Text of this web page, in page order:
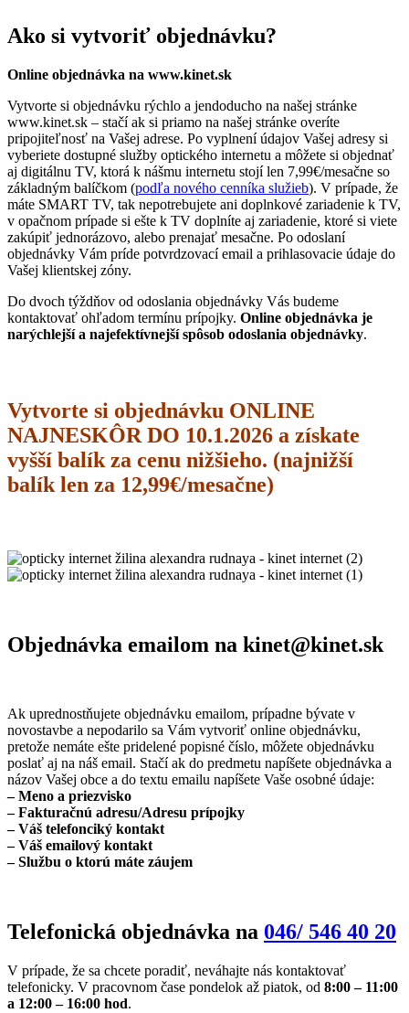
Ako si vytvoriť objednávku?
Online objednávka na www.kinet.sk
Vytvorte si objednávku rýchlo a jendoducho na našej stránke
www.kinet.sk – stačí ak si priamo na našej stránke overíte
pripojiteľnosť na Vašej adrese. Po vyplnení údajov Vašej adresy si
vyberiete dostupné služby optického internetu a môžete si objednať
aj digitálnu TV, ktorá k nášmu internetu stojí len 7,99€/mesačne so
základným balíčkom (podľa nového cenníka služieb). V prípade, že
máte SMART TV, tak nepotrebujete ani doplnkové zariadenie k TV,
v opačnom prípade si ešte k TV doplníte aj zariadenie, ktoré si viete
zakúpiť jednorázovo, alebo prenajať mesačne. Po odoslaní
objednávky Vám príde potvrdzovací email a prihlasovacie údaje do
Vašej klientskej zóny.
Do dvoch týždňov od odoslania objednávky Vás budeme
kontaktovať ohľadom termínu prípojky. Online objednávka je
narýchlejší a najefektívnejší spôsob odoslania objednávky.
Vytvorte si objednávku ONLINE
NAJNESKÔR DO 10.1.2026 a získate
vyšší balík za cenu nižšieho. (najnižší
balík len za 12,99€/mesačne)
Objednávka emailom na kinet@kinet.sk
Ak uprednostňujete objednávku emailom, prípadne bývate v
novostavbe a nepodarilo sa Vám vytvoriť online objednávku,
pretože nemáte ešte pridelené popisné číslo, môžete objednávku
poslať aj na náš email. Stačí ak do predmetu napíšete objednávka a
názov Vašej obce a do textu emailu napíšete Vaše osobné údaje:
– Meno a priezvisko
– Fakturačnú adresu/Adresu prípojky
– Váš telefonciký kontakt
– Váš emailový kontakt
– Službu o ktorú máte záujem
Telefonická objednávka na 046/ 546 40 20
V prípade, že sa chcete poradiť, neváhajte nás kontaktovať
telefonicky. V pracovnom čase pondelok až piatok, od 8:00 – 11:00
a 12:00 – 16:00 hod.